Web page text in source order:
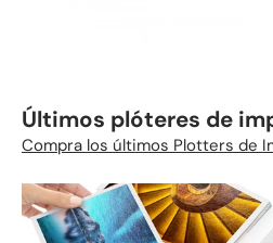
Últimos plóteres de
Compra los últimos Plotters de